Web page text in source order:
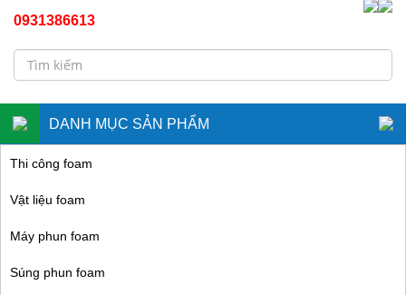
0931386613
DANH MỤC SẢN PHẨM
Thi công foam
Vật liệu foam
Máy phun foam
Súng phun foam